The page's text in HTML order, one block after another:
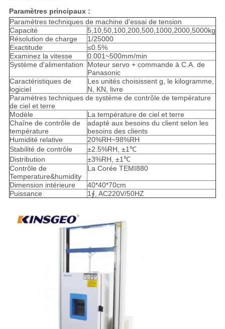
Paramètres principaux :
Paramètres techniques de machine d'essai de tension
Capacité
5,10,50,100,200,500,1000,2000,5000kg
Résolution de charge
1/25000
Exactitude
≤0.5%
Examinez la vitesse
0.001~500mm/min
Système d'alimentation
Moteur servo + commande à C.A. de
Panasonic
Caractéristiques de
logiciel
Les unités choisissent g, le kilogramme,
N, KN, livre
Paramètres techniques de système de contrôle de température
de ciel et terre
Modèle
La température de ciel et terre
Chaîne de contrôle de
température
adapté aux besoins du client selon les
besoins des clients
Humidité relative
20%RH~98%RH
Stabilité de contrôle
±2.5%RH, ±1℃
Distribution
±3%RH, ±1℃
Contrôle de
Temperature&humidity
La Corée TEMI880
Dimension intérieure
40*40*70cm
Puissance
1∮, AC220V/50HZ